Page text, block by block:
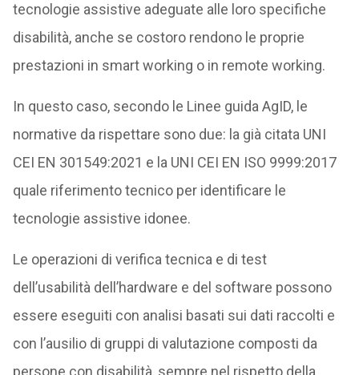
tecnologie assistive adeguate alle loro specifiche
disabilità, anche se costoro rendono le proprie
prestazioni in smart working o in remote working.
In questo caso, secondo le Linee guida AgID, le
normative da rispettare sono due: la già citata UNI
CEI EN 301549:2021 e la UNI CEI EN ISO 9999:2017
quale riferimento tecnico per identificare le
tecnologie assistive idonee.
Le operazioni di verifica tecnica e di test
dell’usabilità dell’hardware e del software possono
essere eseguiti con analisi basati sui dati raccolti e
con l’ausilio di gruppi di valutazione composti da
persone con disabilità, sempre nel rispetto della